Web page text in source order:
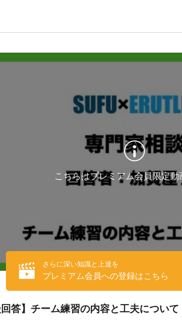
こちらはプレミアム会員限定動
さらに深い知識と上達を
プレミアム会員への登録はこちら
回答】チーム練習の内容と工夫について